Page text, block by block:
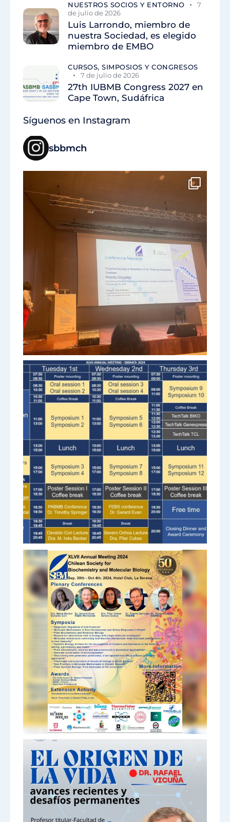
NUESTROS SOCIOS Y ENTORNO
7
de julio de 2026
Luis Larrondo, miembro de
nuestra Sociedad, es elegido
miembro de EMBO
CURSOS, SIMPOSIOS Y CONGRESOS
7 de julio de 2026
27th IUBMB Congress 2027 en
Cape Town, Sudáfrica
Síguenos en Instagram
sbbmch